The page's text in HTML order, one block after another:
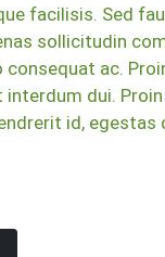
facilisis. Sed
sollicitudin
consequat ac.
interdum dui.
id, egestas